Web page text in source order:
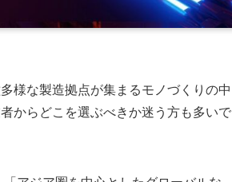
様な製造拠点が集まるモノづくりの中
からどこを選ぶべきか迷う方も多いで